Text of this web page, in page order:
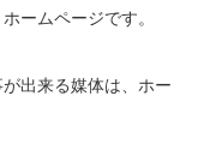
ームページです。
出来る媒体は、ホー